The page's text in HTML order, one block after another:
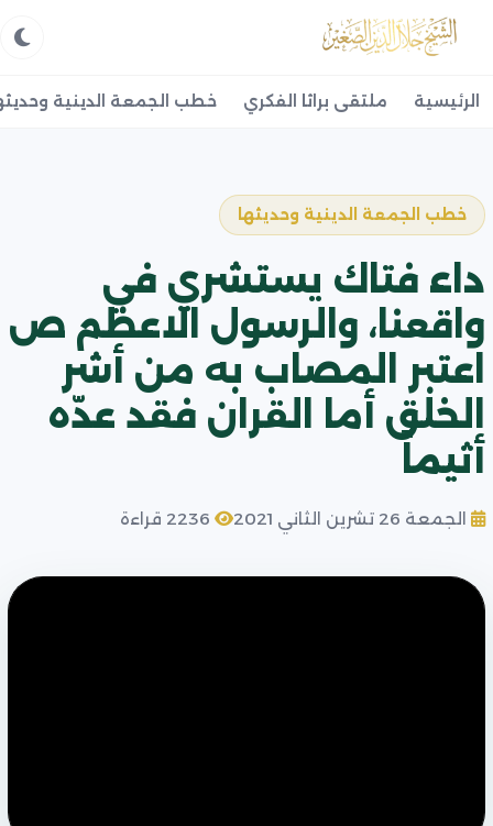
الرئيسية ملتقى براثا الفكري خطب الجمعة الدينية
خطب الجمعة الدينية وحديثها
داء فتاك يستشري في
واقعنا، والرسول الاعظم ص
اعتبر المصاب به من أشر
الخلق أما القران فقد عدّه
أثيماً
الجمعة 26 تشرين الثاني 2021